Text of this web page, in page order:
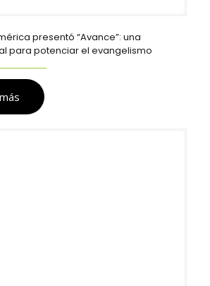
presentó “Avance”: una
para potenciar el evangelismo